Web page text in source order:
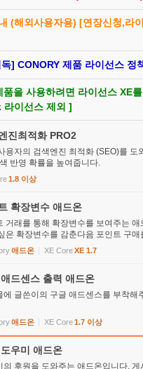
(해외사용자용) [연장신청,라
] CONORY 제품 라이선스 정
품을 사용하려면 라이선스 XE
이선스 제외 ]
진최적화 PRO2
용자의 검색엔진 최적화 (SEO)를 도
반영 확률을 높여줍니다.
1.8 이상
확장변수 애드온
거래를 통해 확장변수를 보여주는 애
은 확장변수를 감춘다음 포인트 구매
는 기능을 합니다.
애드온 XE CoreXE 1.7
드센스 출력 애드온
에 글쓴이의 구글 애드센스를 부착해
애드온 XE Core1.7 이상
우미 애드온
의 후원을 도와주는 애드온입니다. 게